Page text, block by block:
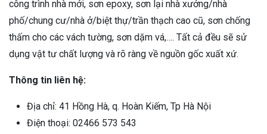
công trình nhà mới, sơn epoxy, sơn lại nhà xưởng/nhà
phố/chung cư/nhà ở/biệt thự/trần thạch cao cũ, sơn chống
thấm cho các vách tường, sơn dặm vá,…. Tất cả đều sẽ sử
dụng vật tư chất lượng và rõ ràng về nguồn gốc xuất xứ.
Thông tin liên hệ:
Địa chỉ: 41 Hồng Hà, q. Hoàn Kiếm, Tp Hà Nội
Điện thoại: 02466 573 543